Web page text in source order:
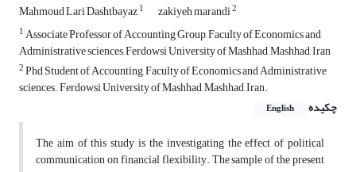
Mahmoud Lari Dashtbayaz1 zakiyeh marandi2
1Associate Professor of Accounting Group, Faculty of Economics and
Administrative sciences, Ferdowsi University of Mashhad, Mashhad, Iran
2Phd Student of Accounting, Faculty of Economics and Administrative
sciences, , Ferdowsi University of Mashhad, Mashhad, Iran.
چکیده
English
The aim of this study is the investigating the effect of political
communication on financial flexibility. The sample of the present